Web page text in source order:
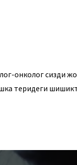
онколог сизди
теридеги